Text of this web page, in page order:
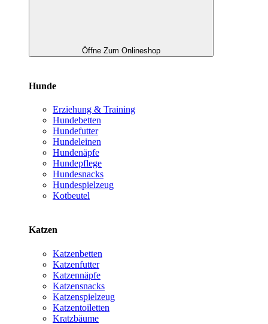
Öffne Zum Onlineshop
Hunde
Erziehung & Training
Hundebetten
Hundefutter
Hundeleinen
Hundenäpfe
Hundepflege
Hundesnacks
Hundespielzeug
Kotbeutel
Katzen
Katzenbetten
Katzenfutter
Katzennäpfe
Katzensnacks
Katzenspielzeug
Katzentoiletten
Kratzbäume